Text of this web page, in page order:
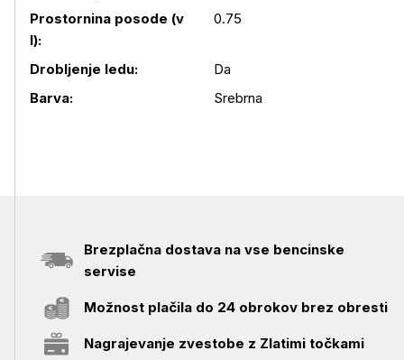
Podrobnosti izdelka
Prostornina posode (v
l):
0.75
Drobljenje ledu:
Da
Barva:
Srebrna
Brezplačna dostava na vse bencinske
servise
Možnost plačila do 24 obrokov brez obresti
Nagrajevanje zvestobe z Zlatimi točkami